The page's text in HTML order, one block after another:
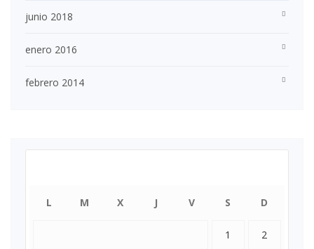
junio 2018
enero 2016
febrero 2014
L M X J V S D
1 2